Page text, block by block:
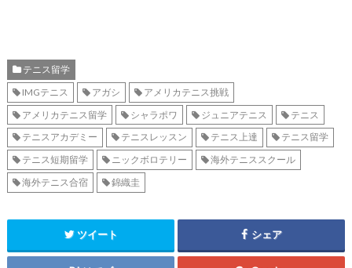
テニス留学
IMGテニス
アガシ
アメリカテニス挑戦
アメリカテニス留学
シャラポワ ジュニアテニス
テニス
テニスアカデミー
テニスレッスン テニス上達
テニス留学
テニス短期留学
ニックボロテリー
海外テニススクール
海外テニス合宿
錦織圭
ツイート シェア